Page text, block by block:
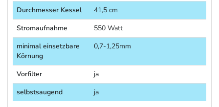
Durchmesser Kessel
41,5 cm
Stromaufnahme
550 Watt
minimal einsetzbare
Körnung
0,7-1,25mm
Vorfilter
ja
selbstsaugend
ja